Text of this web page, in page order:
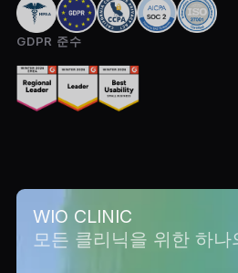
GDPR 준수
WIO CLINIC
모든 클리닉을 위한 하나